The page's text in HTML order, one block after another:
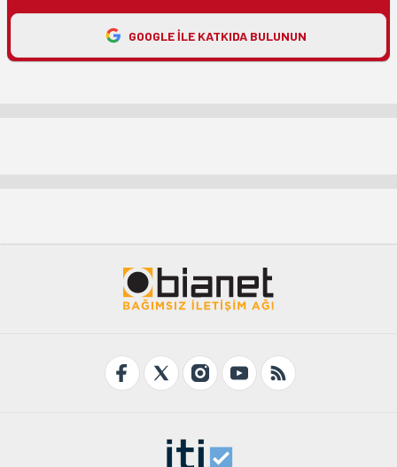
GOOGLE ILE KATKIDA BULUNUN